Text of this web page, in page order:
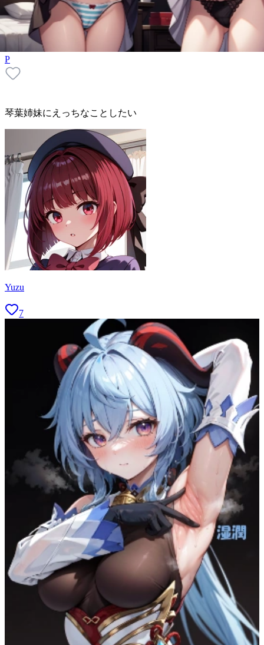
P
琴葉姉妹にえっちなことしたい
Yuzu
7